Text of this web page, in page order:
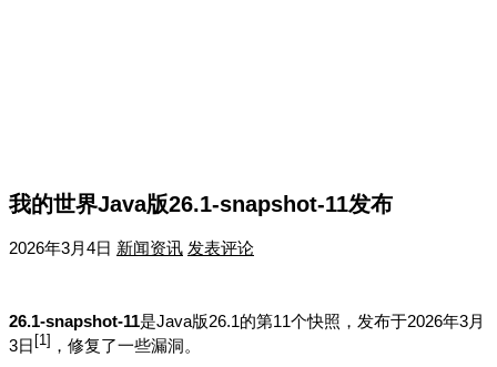
我的世界Java版26.1-snapshot-11发布
2026年3月4日 新闻资讯 发表评论
26.1-snapshot-11是Java版26.1的第11个快照，发布于2026年3月
3日 [1 ] ，修复了一些漏洞。